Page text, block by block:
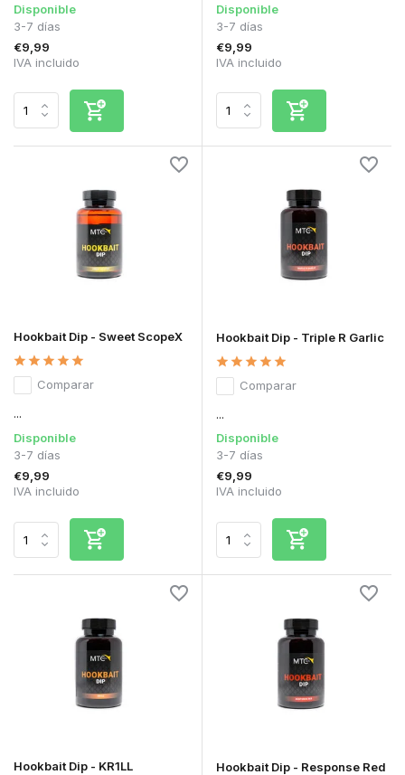
Disponible
3-7 días
€9,99
IVA incluido
Disponible
3-7 días
€9,99
IVA incluido
Hookbait Dip - Sweet ScopeX
Comparar
...
Disponible
3-7 días
€9,99
IVA incluido
Hookbait Dip - Triple R Garlic
Comparar
...
Disponible
3-7 días
€9,99
IVA incluido
Hookbait Dip - KR1LL Hookbait Dip - Response Red